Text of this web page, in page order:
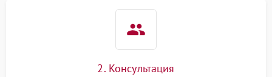
2. Консультация